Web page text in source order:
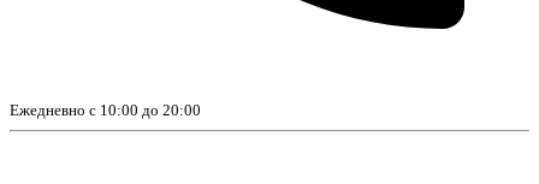
Ежедневно с 10:00 до 20:00